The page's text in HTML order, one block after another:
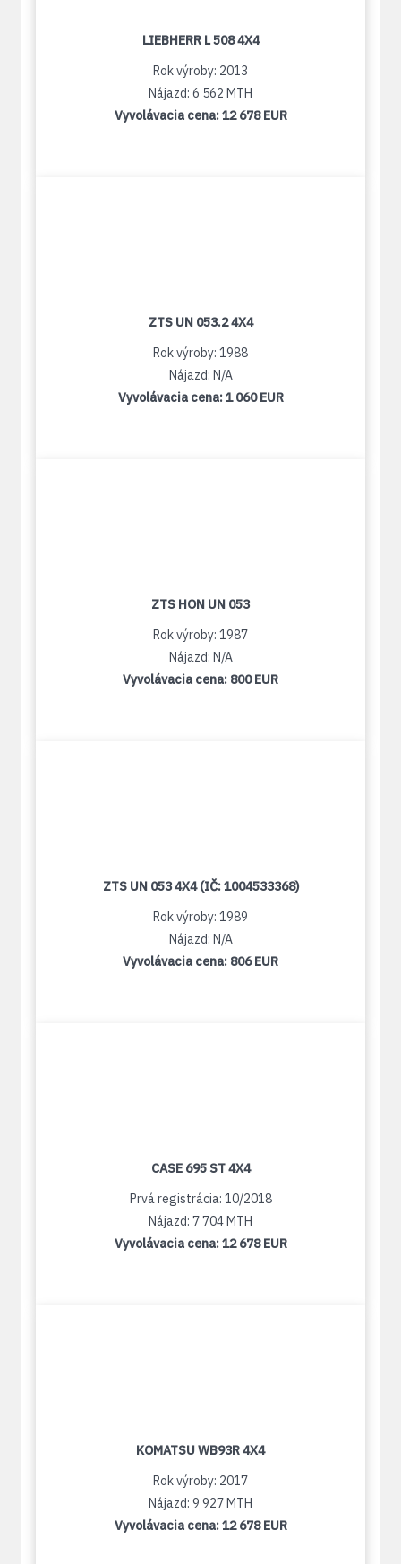
LIEBHERR L 508 4X4
Rok výroby: 2013
Nájazd: 6 562 MTH
Vyvolávacia cena:12 678 EUR
ZTS UN 053.2 4X4
Rok výroby: 1988
Nájazd: N/A
Vyvolávacia cena:1 060 EUR
ZTS HON UN 053
Rok výroby: 1987
Nájazd: N/A
Vyvolávacia cena: 800 EUR
ZTS UN 053 4X4 (IČ: 1004533368)
Rok výroby: 1989
Nájazd: N/A
Vyvolávacia cena: 806 EUR
CASE 695 ST 4X4
Prvá registrácia: 10/2018
Nájazd: 7 704 MTH
Vyvolávacia cena:12 678 EUR
KOMATSU WB93R 4X4
Rok výroby: 2017
Nájazd: 9 927 MTH
Vyvolávacia cena:12 678 EUR